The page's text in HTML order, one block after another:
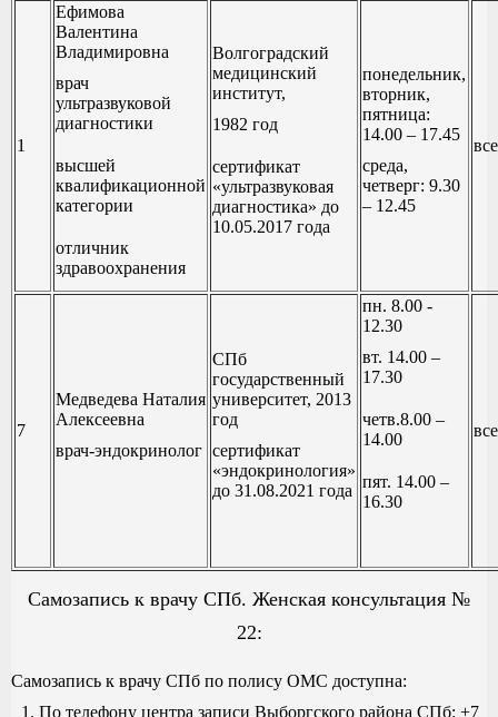
1
Ефимова
Валентина
Владимировна
врач
ультразвуковой
диагностики
высшей
квалификационной
категории
отличник
здравоохранения
Волгоградский
медицинский
институт,
1982 год
сертификат
«ультразвуковая
диагностика» до
10.05.2017 года
понедельник,
вторник,
пятница:
14.00 – 17.45
среда,
четверг: 9.30
– 12.45
7
Медведева Наталия
Алексеевна
врач-эндокринолог
СПб
государственный
университет, 2013
год
сертификат
«эндокринология»
до 31.08.2021 года
пн. 8.00 -
12.30
вт. 14.00 –
17.30
четв.8.00 –
14.00
пят. 14.00 –
16.30
Самозапись к врачу СПб. Женская консультация №
22:
Самозапись к врачу СПб по полису ОМС доступна:
По телефону центра записи Выборгского района СПб: +7